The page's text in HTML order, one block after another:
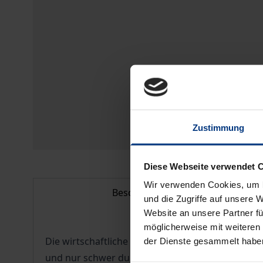
Zustimmung
Diese Webseite verwendet
Wir verwenden Cookies,
und die Zugriffe auf unsere
Website an unsere Partner
möglicherweise mit
der Dienste gesammelt
Beschreibung
Die wirtschaftliche Öffnung der Volksrepublik
und nur schwer durchschaubaren